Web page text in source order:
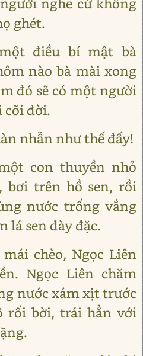
ghét.
điều bí mật bà
nào bà mài xong
đó sẽ có một người
cõi đời.
nhẫn như thế đấy!
con thuyền nhỏ
bơi trên hồ sen, rồi
nước trống vắng
lá sen dày đặc.
chèo, Ngọc Liên
Ngọc Liên chăm
nước xám xịt trước
rối bời, trái hẳn với